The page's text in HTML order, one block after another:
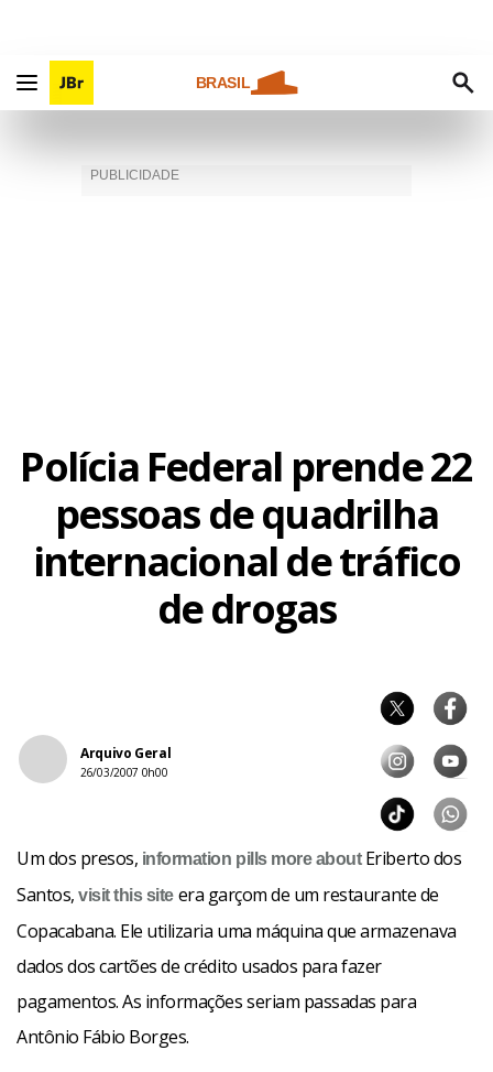
BRASIL
Polícia Federal prende 22
pessoas de quadrilha
internacional de tráfico
de drogas
Arquivo Geral
26/03/2007 0h00
Um dos presos, information pills more aboutEriberto dos
Santos,visit this siteera garçom de um restaurante de
Copacabana. Ele utilizaria uma máquina que armazenava
dados dos cartões de crédito usados para fazer
pagamentos. As informações seriam passadas para
Antônio Fábio Borges.